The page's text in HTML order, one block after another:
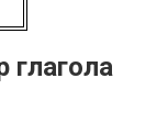
глагола